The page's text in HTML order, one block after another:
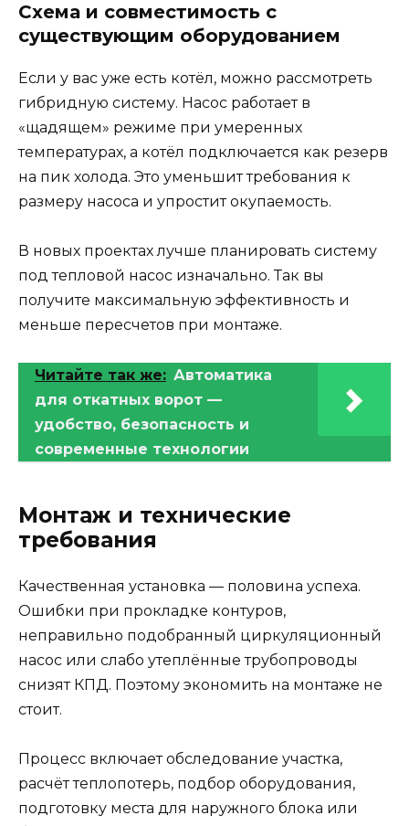
Схема и совместимость с
существующим оборудованием
Если у вас уже есть котёл, можно рассмотреть
гибридную систему. Насос работает в
«щадящем» режиме при умеренных
температурах, а котёл подключается как резерв
на пик холода. Это уменьшит требования к
размеру насоса и упростит окупаемость.
В новых проектах лучше планировать систему
под тепловой насос изначально. Так вы
получите максимальную эффективность и
меньше пересчетов при монтаже.
Читайте так же: Автоматика
для откатных ворот —
удобство, безопасность и
современные технологии
Монтаж и технические
требования
Качественная установка — половина успеха.
Ошибки при прокладке контуров,
неправильно подобранный циркуляционный
насос или слабо утеплённые трубопроводы
снизят КПД. Поэтому экономить на монтаже не
стоит.
Процесс включает обследование участка,
расчёт теплопотерь, подбор оборудования,
подготовку места для наружного блока или